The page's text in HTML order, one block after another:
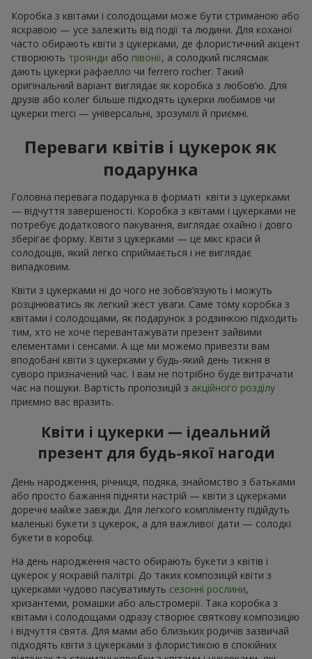
Коробка з квітами і солодощами може бути стриманою або
яскравою — усе залежить від події та людини. Для коханої
часто обирають квіти з цукерками, де флористичний акцент
створюють троянди або півонії, а солодкий післясмак
дають цукерки рафаелло чи ferrero rocher. Такий
оригінальний варіант виглядає як коробка з любов’ю. Для
друзів або колег більше підходять цукерки любимов чи
цукерки merci — універсальні, зрозумілі й приємні.
Переваги квітів і цукерок як
подарунка
Головна перевага подарунка в форматі квіти з цукерками
— відчуття завершеності. Коробка з квітами і цукерками не
потребує додаткового пакування, виглядає охайно і довго
зберігає форму. Квіти з цукерками — це мікс краси й
солодощів, який легко сприймається і не виглядає
випадковим.
Квіти з цукерками ні до чого не зобов’язують і можуть
розцінюватись як легкий жест уваги. Саме тому коробка з
квітами і солодощами, як подарунок з родзинкою підходить
тим, хто не хоче перевантажувати презент зайвими
елементами і сенсами. А ще ми можемо привезти вам
вподобані квіти з цукерками у будь-який день тижня в
суворо призначений час. І вам не потрібно буде витрачати
час на пошуки. Вартість пропозицій з акційного розділу
приємно вас вразить.
Квіти і цукерки — ідеальний
презент для будь-якої нагоди
День народження, річниця, подяка, знайомство з батьками
або просто бажання підняти настрій — квіти з цукерками
доречні майже завжди. Для легкого компліменту підійдуть
маленькі букети з цукерок, а для важливої дати — солодкі
букети в коробці.
На день народження часто обирають букети з квітів і
цукерок у яскравій палітрі. До таких композицій квіти з
цукерками чудово пасуватимуть сезонні рослини,
хризантеми, ромашки або альстромерії. Така коробка з
квітами і солодощами одразу створює святкову композицію
і відчуття свята. Для мами або близьких родичів зазвичай
підходять квіти з цукерками з флористикою в спокійних